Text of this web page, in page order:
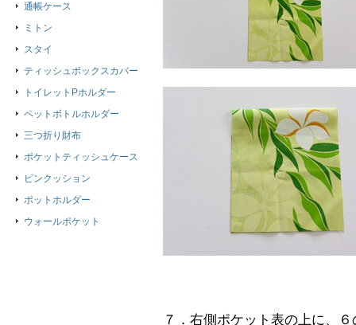
７．右側ポケット表の上に、
通帳ケース
ミトン
スタイ
ティッシュボックスカバー
トイレットPホルダー
ペットボトルホルダー
三つ折り財布
ポケットティッシュケース
ピンクッション
ポットホルダー
ウォールポケット